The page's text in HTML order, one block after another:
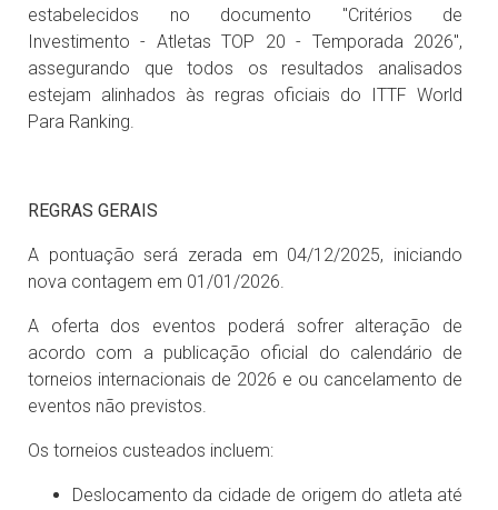
estabelecidos no documento "Critérios de
Investimento - Atletas TOP 20 - Temporada 2026",
assegurando que todos os resultados analisados
estejam alinhados às regras oficiais do ITTF World
Para Ranking.
REGRAS GERAIS
A pontuação será zerada em 04/12/2025, iniciando
nova contagem em 01/01/2026.
A oferta dos eventos poderá sofrer alteração de
acordo com a publicação oficial do calendário de
torneios internacionais de 2026 e ou cancelamento de
eventos não previstos.
Os torneios custeados incluem:
Deslocamento da cidade de origem do atleta até